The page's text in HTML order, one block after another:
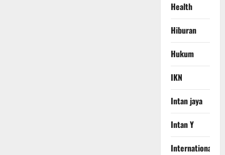
Health
Hiburan
Hukum
IKN
Intan jaya
Intan Y
International